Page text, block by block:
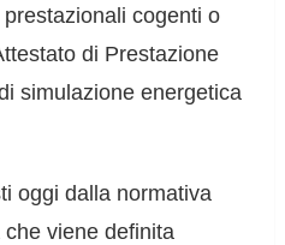
cogenti o
di Prestazione
simulazione energetica
oggi dalla normativa
viene definita